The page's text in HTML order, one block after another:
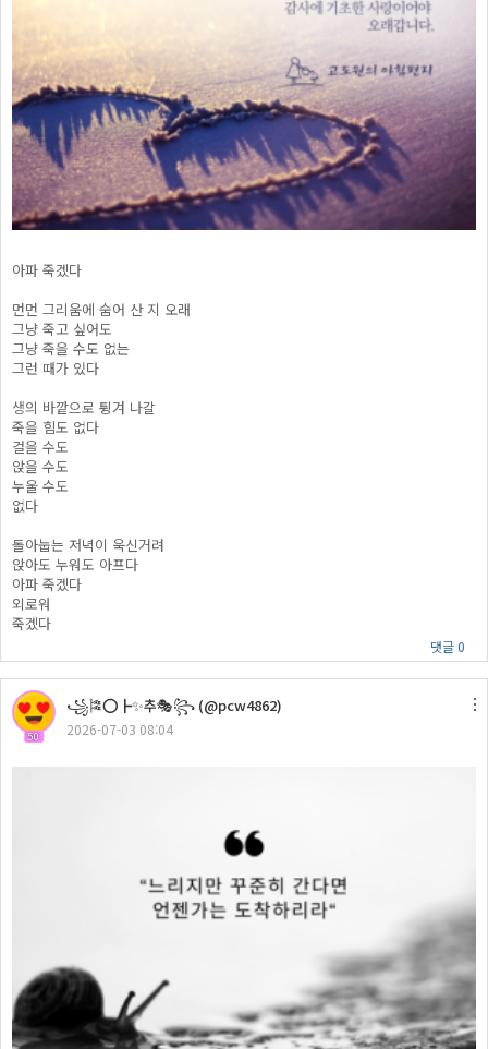
아파 죽겠다
먼먼 그리움에 숨어 산 지 오래
그냥 죽고 싶어도
그냥 죽을 수도 없는
그런 때가 있다
생의 바깥으로 튕겨 나갈
죽을 힘도 없다
걸을 수도
앉을 수도
누울 수도
없다
돌아눕는 저녁이 욱신거려
앉아도 누워도 아프다
아파 죽겠다
외로워
죽겠다
댓글 0
50
꧁🎏⭕┣✨추🎭꧂ (@pcw4862)
2026-07-03 08:04